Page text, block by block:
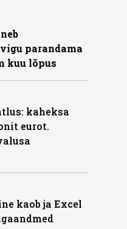
parandama
kuu lõpus
kaheksa
eurot.
kaob ja Excel